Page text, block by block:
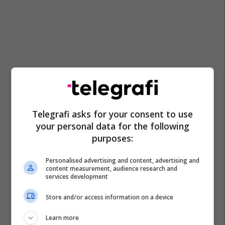
Telegrafi asks for your consent to use
your personal data for the following
purposes:
Personalised advertising and content, advertising and
content measurement, audience research and
services development
Store and/or access information on a device
Learn more